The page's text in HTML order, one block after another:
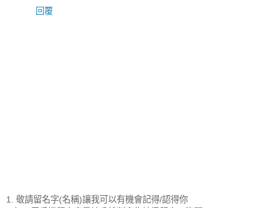
回覆
1. 敬請留名字(名稱)讓我可以有機會記得/認得你